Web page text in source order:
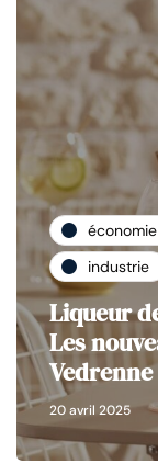
économie
industrie
Liqueur
Les
Vedrenne
20 avril 2025